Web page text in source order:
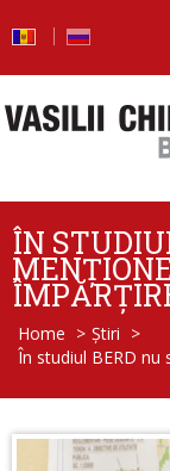
ÎN
Home > Știri >
În studiul BERD